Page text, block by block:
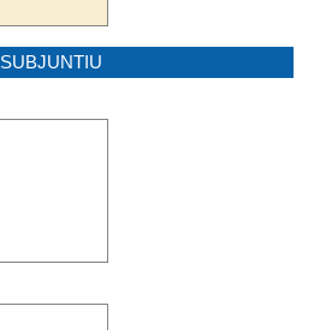
SUBJUNTIU